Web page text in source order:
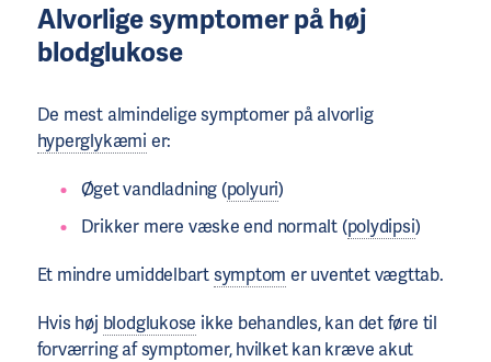
Alvorlige symptomer på høj
blodglukose
De mest almindelige symptomer på alvorlig
hyperglykæmi er:
Øget vandladning (polyuri)
Drikker mere væske end normalt (polydipsi)
Et mindre umiddelbartsymptom er uventet vægttab.
Hvis høj blodglukose ikke behandles, kan det føre til
forværring af symptomer, hvilket kan kræve akut